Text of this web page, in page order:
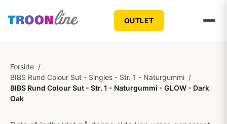
OUTLET
Forside /
BIBS Rund Colour Sut - Singles - Str. 1 - Naturgummi /
BIBS Rund Colour Sut - Str. 1 - Naturgummi - GLOW - Dark
Oak